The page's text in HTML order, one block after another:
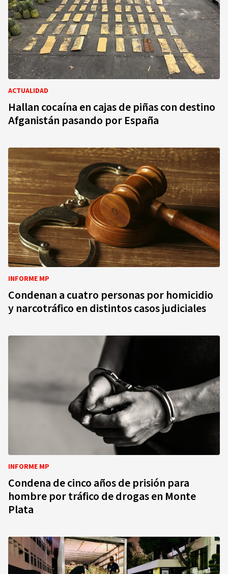
ACTUALIDAD
Hallan cocaína en cajas de piñas con destino
Afganistán pasando por España
INFORME MP
Condenan a cuatro personas por homicidio
y narcotráfico en distintos casos judiciales
INFORME MP
Condena de cinco años de prisión para
hombre por tráfico de drogas en Monte
Plata